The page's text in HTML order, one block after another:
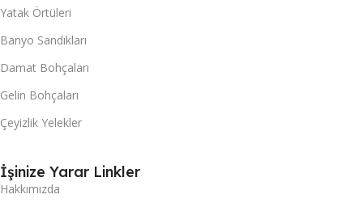
Yatak Örtüleri
Banyo Sandıkları
Damat Bohçaları
Gelin Bohçaları
Çeyizlik Yelekler
İşinize Yarar Linkler
Hakkımızda